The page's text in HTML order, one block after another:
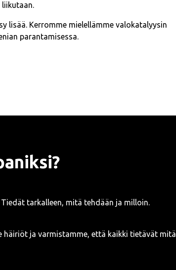
liikutaan.
lisää. Kerromme mielellämme valokatalyysin
parantamisessa.
tarkalleen, mitä tehdään ja milloin.
häiriöt ja varmistamme, että kaikki tietävät mitä